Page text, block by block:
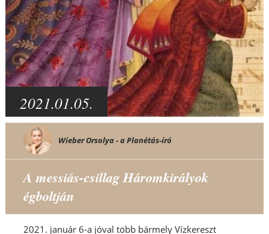
2021.01.05.
Wieber Orsolya - a Planétás-író
A messiás-csillag Háromkirályok
égboltján
2021. január 6-a jóval több bármely Vízkereszt